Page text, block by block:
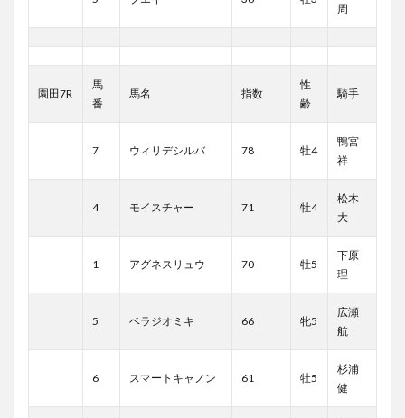
周
園田7R
馬
番
馬名 指数
性
齢
騎手
7 ウィリデシルバ 78 牡4
鴨宮
祥
4 モイスチャー 71 牡4
松木
大
1 アグネスリュウ 70 牡5
下原
理
5 ベラジオミキ 66 牝5
広瀬
航
6 スマートキャノン 61 牡5
杉浦
健